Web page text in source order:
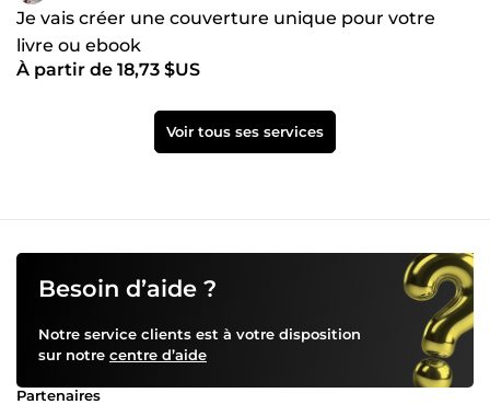
Je vais créer une couverture unique pour votre
livre ou ebook
À partir de 18,73 $US
Voir tous ses services
Besoin d’aide ?
Notre service clients est à votre disposition
sur notre centre d’aide
Partenaires